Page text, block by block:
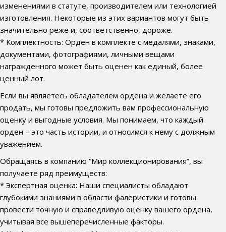
изменениями в статуте, производителем или технологией
изготовления. Некоторые из этих вариантов могут быть
значительно реже и, соответственно, дороже.
* Комплектность: Орден в комплекте с медалями, знаками,
документами, фотографиями, личными вещами
награжденного может быть оценен как единый, более
ценный лот.
Если вы являетесь обладателем ордена и желаете его
продать, мы готовы предложить вам профессиональную
оценку и выгодные условия. Мы понимаем, что каждый
орден – это часть истории, и относимся к нему с должным
уважением.
Обращаясь в компанию “Мир коллекционирования”, вы
получаете ряд преимуществ:
* Экспертная оценка: Наши специалисты обладают
глубокими знаниями в области фалеристики и готовы
провести точную и справедливую оценку вашего ордена,
учитывая все вышеперечисленные факторы.